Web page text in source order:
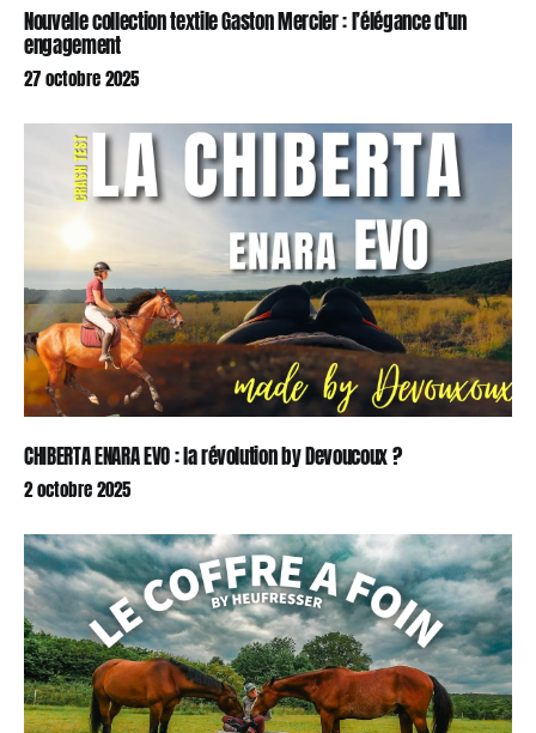
Nouvelle collection textile Gaston Mercier : l’élégance d’un
engagement
27 octobre 2025
CHIBERTA ENARA EVO : la révolution by Devoucoux ?
2 octobre 2025